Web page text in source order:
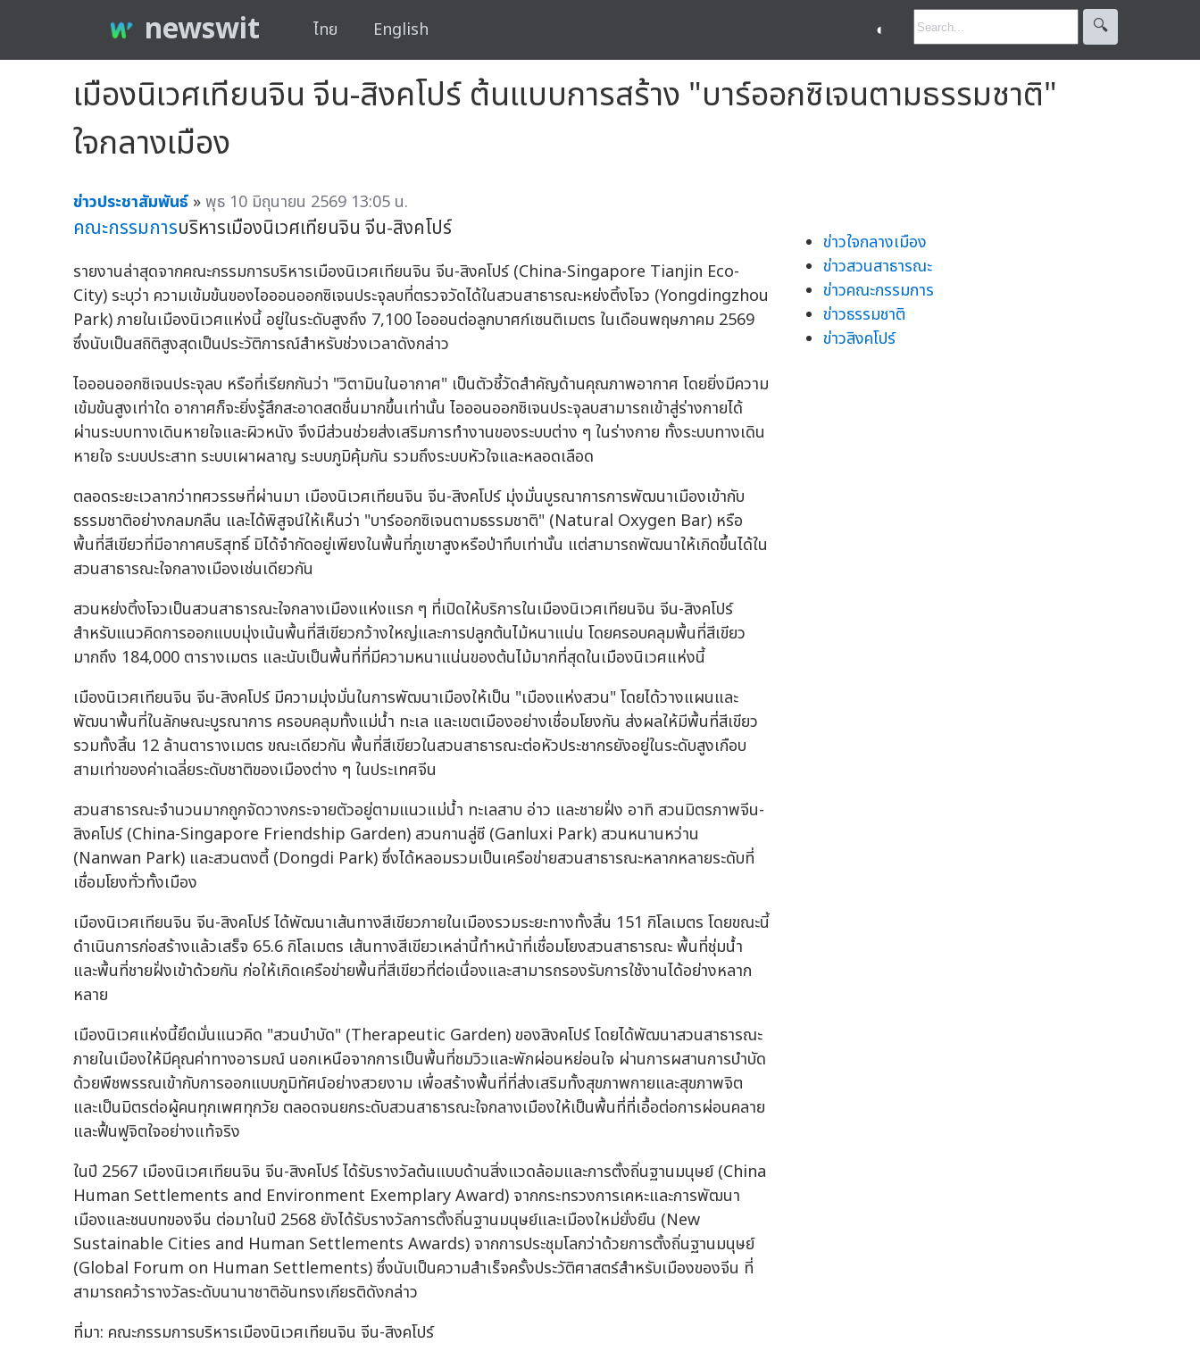
newswit ไทย English ◐ 🔍︎
เมืองนิเวศเทียนจิน จีน-สิงคโปร์ ต้นแบบการสร้าง "บาร์ออกซิเจนตามธรรมชาติ"
ใจกลางเมือง
ข่าวประชาสัมพันธ์ »พุธ 10 มิถุนายน 2569 13:05 น.
คณะกรรมการบริหารเมืองนิเวศเทียนจิน จีน-สิงคโปร์
รายงานล่าสุดจากคณะกรรมการบริหารเมืองนิเวศเทียนจิน จีน-สิงคโปร์ (China-Singapore Tianjin Eco-
City) ระบุว่า ความเข้มข้นของไอออนออกซิเจนประจุลบที่ตรวจวัดได้ในสวนสาธารณะหย่งติ้งโจว (Yongdingzhou
Park) ภายในเมืองนิเวศแห่งนี้ อยู่ในระดับสูงถึง 7,100 ไอออนต่อลูกบาศก์เซนติเมตร ในเดือนพฤษภาคม 2569
ซึ่งนับเป็นสถิติสูงสุดเป็นประวัติการณ์สำหรับช่วงเวลาดังกล่าว
ไอออนออกซิเจนประจุลบ หรือที่เรียกกันว่า "วิตามินในอากาศ" เป็นตัวชี้วัดสำคัญด้านคุณภาพอากาศ โดยยิ่งมีความ
เข้มข้นสูงเท่าใด อากาศก็จะยิ่งรู้สึกสะอาดสดชื่นมากขึ้นเท่านั้น ไอออนออกซิเจนประจุลบสามารถเข้าสู่ร่างกายได้
ผ่านระบบทางเดินหายใจและผิวหนัง จึงมีส่วนช่วยส่งเสริมการทำงานของระบบต่าง ๆ ในร่างกาย ทั้งระบบทางเดิน
หายใจ ระบบประสาท ระบบเผาผลาญ ระบบภูมิคุ้มกัน รวมถึงระบบหัวใจและหลอดเลือด
ตลอดระยะเวลากว่าทศวรรษที่ผ่านมา เมืองนิเวศเทียนจิน จีน-สิงคโปร์ มุ่งมั่นบูรณาการการพัฒนาเมืองเข้ากับ
ธรรมชาติอย่างกลมกลืน และได้พิสูจน์ให้เห็นว่า "บาร์ออกซิเจนตามธรรมชาติ" (Natural Oxygen Bar) หรือ
พื้นที่สีเขียวที่มีอากาศบริสุทธิ์ มิได้จำกัดอยู่เพียงในพื้นที่ภูเขาสูงหรือป่าทึบเท่านั้น แต่สามารถพัฒนาให้เกิดขึ้นได้ใน
สวนสาธารณะใจกลางเมืองเช่นเดียวกัน
สวนหย่งติ้งโจวเป็นสวนสาธารณะใจกลางเมืองแห่งแรก ๆ ที่เปิดให้บริการในเมืองนิเวศเทียนจิน จีน-สิงคโปร์
สำหรับแนวคิดการออกแบบมุ่งเน้นพื้นที่สีเขียวกว้างใหญ่และการปลูกต้นไม้หนาแน่น โดยครอบคลุมพื้นที่สีเขียว
มากถึง 184,000 ตารางเมตร และนับเป็นพื้นที่ที่มีความหนาแน่นของต้นไม้มากที่สุดในเมืองนิเวศแห่งนี้
เมืองนิเวศเทียนจิน จีน-สิงคโปร์ มีความมุ่งมั่นในการพัฒนาเมืองให้เป็น "เมืองแห่งสวน" โดยได้วางแผนและ
พัฒนาพื้นที่ในลักษณะบูรณาการ ครอบคลุมทั้งแม่น้ำ ทะเล และเขตเมืองอย่างเชื่อมโยงกัน ส่งผลให้มีพื้นที่สีเขียว
รวมทั้งสิ้น 12 ล้านตารางเมตร ขณะเดียวกัน พื้นที่สีเขียวในสวนสาธารณะต่อหัวประชากรยังอยู่ในระดับสูงเกือบ
สามเท่าของค่าเฉลี่ยระดับชาติของเมืองต่าง ๆ ในประเทศจีน
สวนสาธารณะจำนวนมากถูกจัดวางกระจายตัวอยู่ตามแนวแม่น้ำ ทะเลสาบ อ่าว และชายฝั่ง อาทิ สวนมิตรภาพจีน-
สิงคโปร์ (China-Singapore Friendship Garden) สวนกานลู่ซี (Ganluxi Park) สวนหนานหว่าน
(Nanwan Park) และสวนตงตี้ (Dongdi Park) ซึ่งได้หลอมรวมเป็นเครือข่ายสวนสาธารณะหลากหลายระดับที่
เชื่อมโยงทั่วทั้งเมือง
เมืองนิเวศเทียนจิน จีน-สิงคโปร์ ได้พัฒนาเส้นทางสีเขียวภายในเมืองรวมระยะทางทั้งสิ้น 151 กิโลเมตร โดยขณะนี้
ดำเนินการก่อสร้างแล้วเสร็จ 65.6 กิโลเมตร เส้นทางสีเขียวเหล่านี้ทำหน้าที่เชื่อมโยงสวนสาธารณะ พื้นที่ชุ่มน้ำ
และพื้นที่ชายฝั่งเข้าด้วยกัน ก่อให้เกิดเครือข่ายพื้นที่สีเขียวที่ต่อเนื่องและสามารถรองรับการใช้งานได้อย่างหลาก
หลาย
เมืองนิเวศแห่งนี้ยึดมั่นแนวคิด "สวนบำบัด" (Therapeutic Garden) ของสิงคโปร์ โดยได้พัฒนาสวนสาธารณะ
ภายในเมืองให้มีคุณค่าทางอารมณ์ นอกเหนือจากการเป็นพื้นที่ชมวิวและพักผ่อนหย่อนใจ ผ่านการผสานการบำบัด
ด้วยพืชพรรณเข้ากับการออกแบบภูมิทัศน์อย่างสวยงาม เพื่อสร้างพื้นที่ที่ส่งเสริมทั้งสุขภาพกายและสุขภาพจิต
และเป็นมิตรต่อผู้คนทุกเพศทุกวัย ตลอดจนยกระดับสวนสาธารณะใจกลางเมืองให้เป็นพื้นที่ที่เอื้อต่อการผ่อนคลาย
และฟื้นฟูจิตใจอย่างแท้จริง
ในปี 2567 เมืองนิเวศเทียนจิน จีน-สิงคโปร์ ได้รับรางวัลต้นแบบด้านสิ่งแวดล้อมและการตั้งถิ่นฐานมนุษย์ (China
Human Settlements and Environment Exemplary Award) จากกระทรวงการเคหะและการพัฒนา
เมืองและชนบทของจีน ต่อมาในปี 2568 ยังได้รับรางวัลการตั้งถิ่นฐานมนุษย์และเมืองใหม่ยั่งยืน (New
Sustainable Cities and Human Settlements Awards) จากการประชุมโลกว่าด้วยการตั้งถิ่นฐานมนุษย์
(Global Forum on Human Settlements) ซึ่งนับเป็นความสำเร็จครั้งประวัติศาสตร์สำหรับเมืองของจีน ที่
สามารถคว้ารางวัลระดับนานาชาติอันทรงเกียรติดังกล่าว
ที่มา: คณะกรรมการบริหารเมืองนิเวศเทียนจิน จีน-สิงคโปร์
ข่าวใจกลางเมือง
ข่าวสวนสาธารณะ
ข่าวคณะกรรมการ
ข่าวธรรมชาติ
ข่าวสิงคโปร์